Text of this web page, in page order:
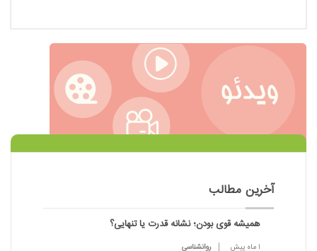
آخرین مطالب
همیشه قوی بودن؛ نشانه قدرت یا تنهایی؟
1 ماه پیش روانشناسی